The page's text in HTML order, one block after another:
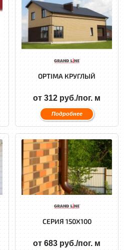
OPTIMA КРУГЛЫЙ
от 312 руб./пог. м
Подробнее
СЕРИЯ 150X100
от 683 руб./пог. м